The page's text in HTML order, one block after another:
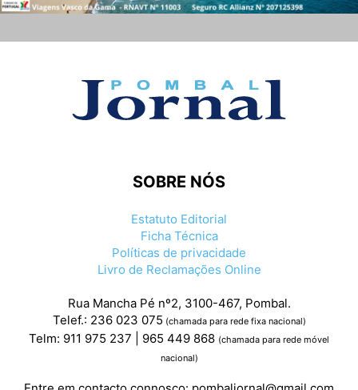
SOBRE NÓS
Estatuto Editorial
Ficha Técnica
Políticas de privacidade
Livro de Reclamações Online
Rua Mancha Pé nº2, 3100-467, Pombal.
Telef.: 236 023 075 (chamada para rede fixa nacional)
Telm: 911 975 237 | 965 449 868 (chamada para rede móvel
nacional)